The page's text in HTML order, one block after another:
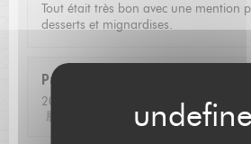
Tout était très bon avec une mention
desserts et mignardises.
Pascal
2026-08-01
- 13:00 - 来宾 2
服务
4 /5 菜单: 5/5 质价比: